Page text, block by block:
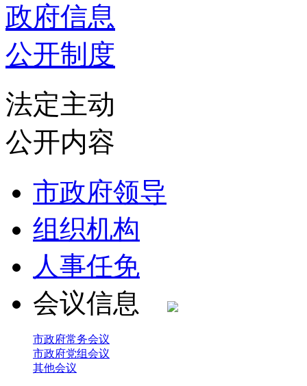
政府信息
公开制度
法定主动
公开内容
市政府领导
组织机构
人事任免
会议信息
市政府常务会议
市政府党组会议
其他会议